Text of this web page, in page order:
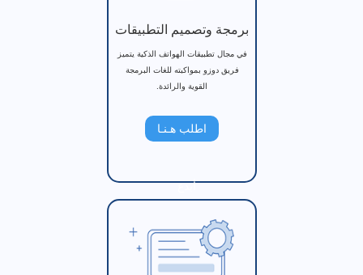
برمجة وتصميم التطبيقات
في مجال تطبيقات الهواتف الذكية يتميز
فريق دوزو بمواكبته للغات البرمجة
القوية والرائدة.
اطلب هـنـا
أبدع